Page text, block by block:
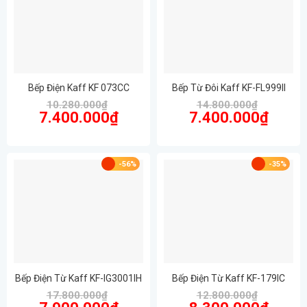
Bếp Điện Kaff KF 073CC
10.280.000₫
Giá
gốc
7.400.000₫Giá
hiện
7.400.000₫.
Bếp Từ Đôi Kaff KF-FL999II
14.800.000₫
Giá
gốc
7.400.000₫Giá
hiện
-56%
Bếp Điện Từ Kaff KF-IG3001IH
17.800.000₫
-35%
Bếp Điện Từ Kaff KF-179IC
12.800.000₫